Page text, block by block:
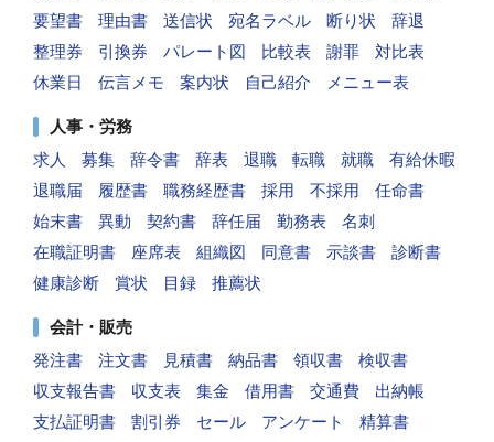
要望書
理由書 送信状 宛名ラベル 断り状
辞退
整理券
引換券 パレート図 比較表 謝罪
対比表
休業日
伝言メモ 案内状 自己紹介 メニュー表
人事・労務
求人
募集 辞令書 辞表 退職 転職 就職
有給休暇
退職届
履歴書 職務経歴書 採用 不採用
任命書
始末書
異動 契約書 辞任届 勤務表
名刺
在職証明書
座席表 組織図 同意書 示談書
診断書
健康診断
賞状 目録 推薦状
会計・販売
発注書
注文書 見積書 納品書 領収書
検収書
収支報告書
収支表 集金 借用書 交通費
出納帳
支払証明書
割引券 セール アンケート
精算書